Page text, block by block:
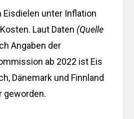
Eisdielen unter Inflation
Laut Daten (Quelle
Angaben der
ab 2022 ist Eis
Dänemark und Finnland
geworden.